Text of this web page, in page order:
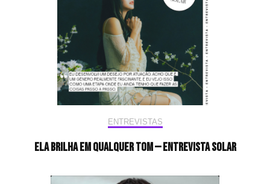
ENTREVISTAS
Ela brilha em qualquer tom — Entrevista Solar